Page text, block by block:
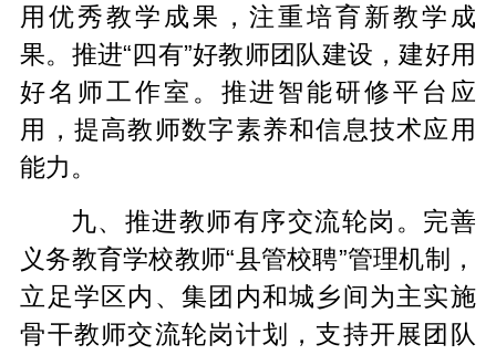
用优秀教学成果，注重培育新教学成
果。推进“四有”好教师团队建设，建好用
好名师工作室。推进智能研修平台应
用，提高教师数字素养和信息技术应用
能力。
九、推进教师有序交流轮岗。完善
义务教育学校教师“县管校聘”管理机制，
立足学区内、集团内和城乡间为主实施
骨干教师交流轮岗计划，支持开展团队